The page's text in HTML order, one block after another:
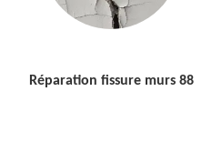
Réparation fissure murs 88